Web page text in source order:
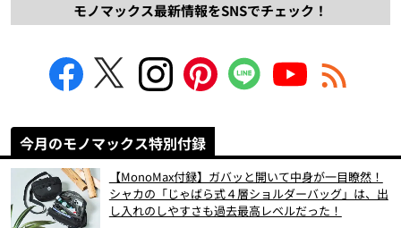
モノマックス最新情報をSNSでチェック！
今月のモノマックス特別付録
【MonoMax付録】ガバッと開いて中身が一目瞭然！
シャカの「じゃばら式４層ショルダーバッグ」は、出
し入れのしやすさも過去最高レベルだった！